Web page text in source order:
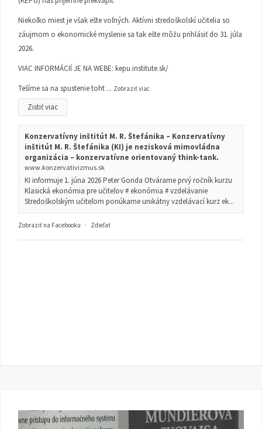
Niekoľko miest je však ešte voľných. Aktívni stredoškolskí učitelia so
záujmom o ekonomické myslenie sa tak ešte môžu prihlásiť do 31. júla
2026.
VIAC INFORMÁCIÍ JE NA WEBE: kepu.institute.sk/
Tešíme sa na spustenie toht ... Zobraziť viac
Zistiť viac
Konzervatívny inštitút M. R. Štefánika – Konzervatívny
inštitút M. R. Štefánika (KI) je nezisková mimovládna
organizácia – konzervatívne orientovaný think-tank.
www.konzervativizmus.sk
KI informuje 1. júna 2026 Peter Gonda Otvárame prvý ročník kurzu
Klasická ekonómia pre učiteľov # ekonómia # vzdelávanie
Stredoškolským učiteľom ponúkame unikátny vzdelávací kurz ek...
Zobraziť na Facebooku · Zdieľať